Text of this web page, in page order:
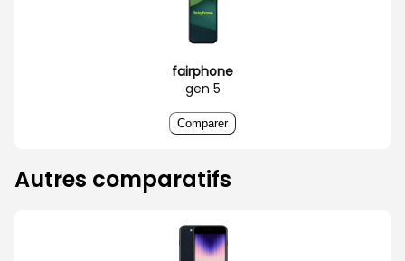
fairphone
gen 5
Comparer
Autres comparatifs